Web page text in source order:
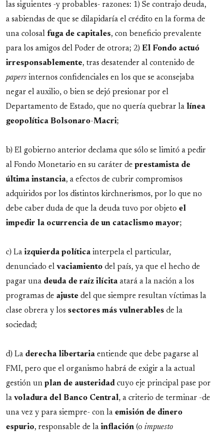
las siguientes -y probables- razones: 1) Se contrajo deuda,
a sabiendas de que se dilapidaría el crédito en la forma de
una colosal fuga de capitales, con beneficio prevalente
para los amigos del Poder de otrora; 2) El Fondo actuó
irresponsablemente, tras desatender al contenido de
papers internos confidenciales en los que se aconsejaba
negar el auxilio, o bien se dejó presionar por el
Departamento de Estado, que no quería quebrar la línea
geopolítica Bolsonaro-Macri;
b) El gobierno anterior declama que sólo se limitó a pedir
al Fondo Monetario en su caráter de prestamista de
última instancia, a efectos de cubrir compromisos
adquiridos por los distintos kirchnerismos, por lo que no
debe caber duda de que la deuda tuvo por objeto el
impedir la ocurrencia de un cataclismo mayor;
c) La izquierda política interpela el particular,
denunciado el vaciamiento del país, ya que el hecho de
pagar una deuda de raíz ilícita atará a la nación a los
programas de ajuste del que siempre resultan víctimas la
clase obrera y los sectores más vulnerables de la
sociedad;
d) La derecha libertaria entiende que debe pagarse al
FMI, pero que el organismo habrá de exigir a la actual
gestión un plan de austeridad cuyo eje principal pase por
la voladura del Banco Central, a criterio de terminar -de
una vez y para siempre- con la emisión de dinero
espurio, responsable de la inflación (o impuesto